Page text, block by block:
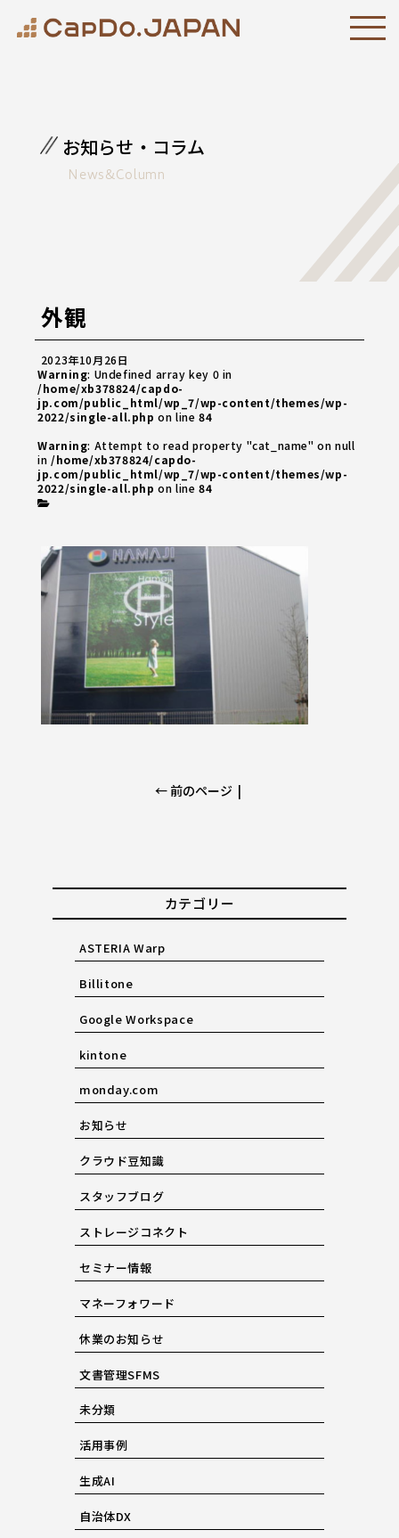
お知らせ・コラム
News&Column
外観
2023年10月26日
Warning: Undefined array key 0 in
/home/xb378824/capdo-
jp.com/public_html/wp_7/wp-content/themes/wp-
2022/single-all.php on line84
Warning: Attempt to read property "cat_name" on null
in/home/xb378824/capdo-
jp.com/public_html/wp_7/wp-content/themes/wp-
2022/single-all.php on line84
← 前のページ |
カテゴリー
ASTERIA Warp
Billitone
Google Workspace
kintone
monday.com
お知らせ
クラウド豆知識
スタッフブログ
ストレージコネクト
セミナー情報
マネーフォワード
休業のお知らせ
文書管理SFMS
未分類
活用事例
生成AI
自治体DX